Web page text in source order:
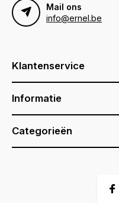
Mail ons
info@ernel.be
Klantenservice
Informatie
Categorieën